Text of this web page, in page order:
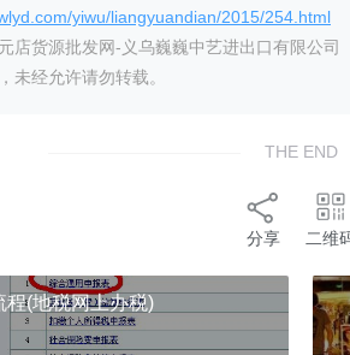
yiwu/liangyuandian/2015/254.html
店货源批发网-义乌巍巍中艺进出口有限公司
未经允许请勿转载。
THE END
分享 二维
程(地税网上办税)